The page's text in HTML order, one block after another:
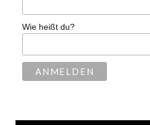
Wie heißt du?